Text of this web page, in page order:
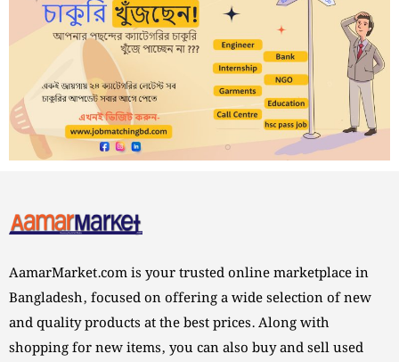
AamarMarket.com is your trusted online marketplace in
Bangladesh, focused on offering a wide selection of new
and quality products at the best prices. Along with
shopping for new items, you can also buy and sell used